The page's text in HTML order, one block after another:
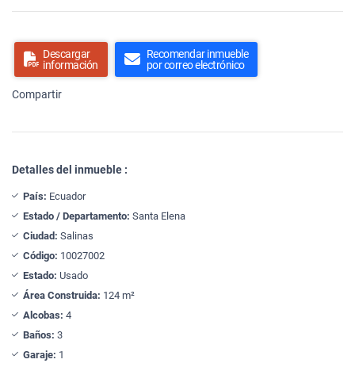
Descargar
información
Recomendar inmueble
por correo electrónico
Compartir
Detalles del inmueble :
País: Ecuador
Estado / Departamento: Santa Elena
Ciudad: Salinas
Código: 10027002
Estado: Usado
Área Construida: 124 m²
Alcobas: 4
Baños: 3
Garaje: 1